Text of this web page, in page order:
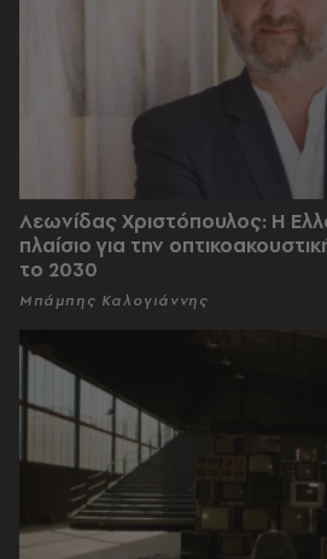
Λεωνίδας Χριστόπουλος: Η
πλαίσιο για την
το 2030
Μπάμπης Καλογιάννης